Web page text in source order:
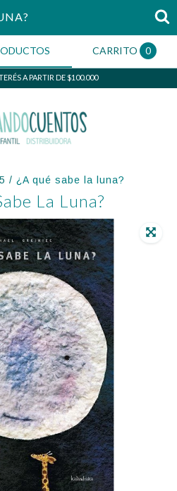
CARRITO 0
A PARTIR DE $100.000
/ ¿A qué sabe la luna?
La Luna?